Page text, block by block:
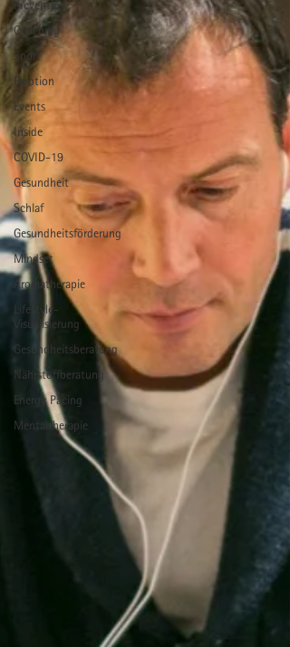
Prevention
Coaching
Sport
Emotion
Events
Inside
COVID-19
Gesundheit
Schlaf
Gesundheitsförderung
Mindset
Aromatherapie
Lifestyle-
Visualisierung
Gesundheitsberatung
Nährstoffberatung
Energy Pacing
Mentaltherapie